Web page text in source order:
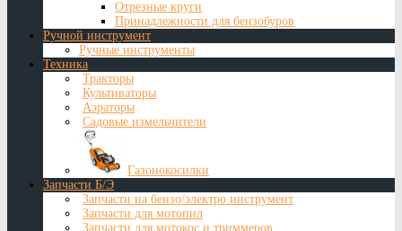
Отрезные круги
Принадлежности для бензобуров
Ручной инструмент
Ручные инструменты
Техника
Тракторы
Культиваторы
Аэраторы
Садовые измельчители
Газонокосилки
Запчасти Б/Э
Запчасти на бензо/электро инструмент
Запчасти для мотопил
Запчасти для мотокос и триммеров